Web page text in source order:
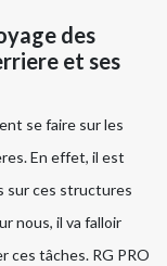
des
et ses
se faire sur les
En effet, il est
sur ces structures
nous, il va falloir
ces tâches. RG PRO